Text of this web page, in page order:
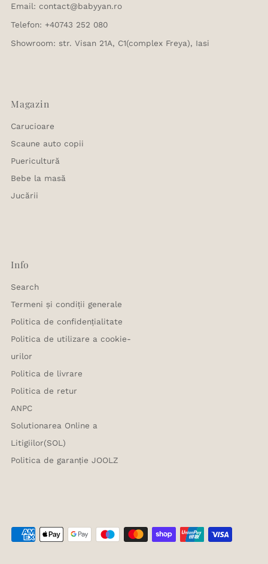
Email: contact@babyyan.ro
Telefon: +40743 252 080
Showroom: str. Visan 21A, C1(complex Freya), Iasi
Magazin
Carucioare
Scaune auto copii
Puericultură
Bebe la masă
Jucării
Info
Search
Termeni și condiții generale
Politica de confidențialitate
Politica de utilizare a cookie-
urilor
Politica de livrare
Politica de retur
ANPC
Solutionarea Online a
Litigiilor(SOL)
Politica de garanție JOOLZ